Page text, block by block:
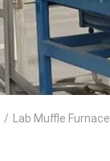
/ Lab Muffle Furnace